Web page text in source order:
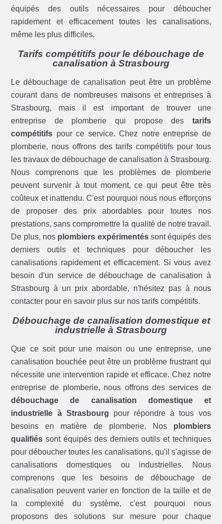
équipés des outils nécessaires pour déboucher
rapidement et efficacement toutes les canalisations,
même les plus difficiles.
Tarifs compétitifs pour le débouchage de
canalisation à Strasbourg
Le débouchage de canalisation peut être un problème
courant dans de nombreuses maisons et entreprises à
Strasbourg, mais il est important de trouver une
entreprise de plomberie qui propose des tarifs
compétitifs pour ce service. Chez notre entreprise de
plomberie, nous offrons des tarifs compétitifs pour tous
les travaux de débouchage de canalisation à Strasbourg.
Nous comprenons que les problèmes de plomberie
peuvent survenir à tout moment, ce qui peut être très
coûteux et inattendu. C'est pourquoi nous nous efforçons
de proposer des prix abordables pour toutes nos
prestations, sans compromettre la qualité de notre travail.
De plus, nos plombiers expérimentéssont équipés des
derniers outils et techniques pour déboucher les
canalisations rapidement et efficacement. Si vous avez
besoin d'un service de débouchage de canalisation à
Strasbourg à un prix abordable, n'hésitez pas à nous
contacter pour en savoir plus sur nos tarifs compétitifs.
Débouchage de canalisation domestique et
industrielle à Strasbourg
Que ce soit pour une maison ou une entreprise, une
canalisation bouchée peut être un problème frustrant qui
nécessite une intervention rapide et efficace. Chez notre
entreprise de plomberie, nous offrons des services de
débouchage de canalisation domestique et
industrielle à Strasbourg pour répondre à tous vos
besoins en matière de plomberie. Nos plombiers
qualifiés sont équipés des derniers outils et techniques
pour déboucher toutes les canalisations, qu'il s'agisse de
canalisations domestiques ou industrielles. Nous
comprenons que les besoins de débouchage de
canalisation peuvent varier en fonction de la taille et de
la complexité du système, c'est pourquoi nous
proposons des solutions sur mesure pour chaque